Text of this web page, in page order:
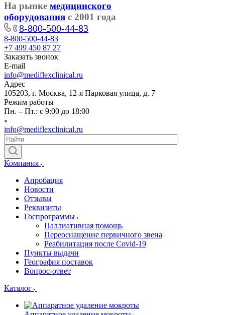
На рынке медицинского
оборудования с 2001 года
8-800-500-44-83
8-800-500-44-83
+7 499 450 87 27
Заказать звонок
E-mail
info@mediflexclinical.ru
Адрес
105203, г. Москва, 12-я Парковая улица, д. 7
Режим работы
Пн. – Пт.: с 9:00 до 18:00
info@mediflexclinical.ru
Компания
Апробация
Новости
Отзывы
Реквизиты
Госпрограммы
Паллиативная помощь
Переоснащение первичного звена
Реабилитация после Covid-19
Пункты выдачи
География поставок
Вопрос-ответ
Каталог